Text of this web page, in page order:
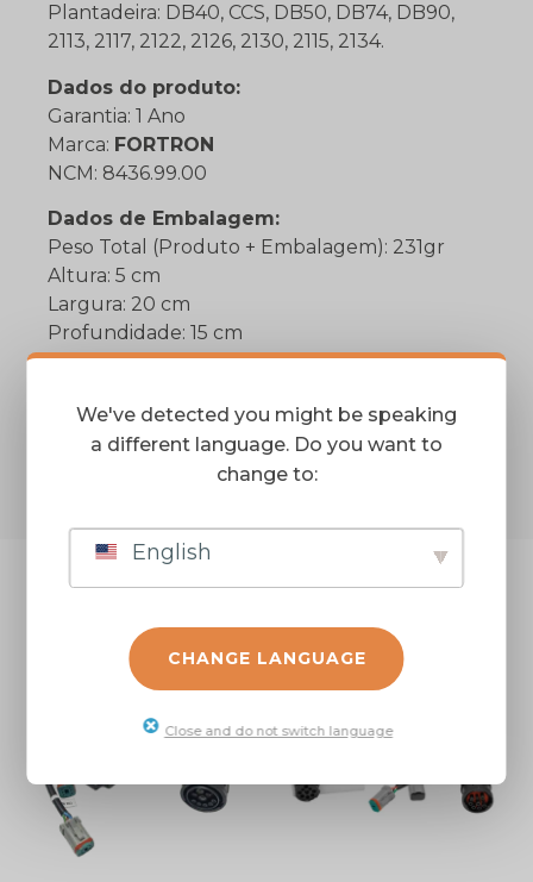
Plantadeira: DB40, CCS, DB50, DB74, DB90,
2113, 2117, 2122, 2126, 2130, 2115, 2134.
Dados do produto:
Garantia: 1 Ano
Marca: FORTRON
NCM: 8436.99.00
Dados de Embalagem:
Peso Total (Produto + Embalagem): 231gr
Altura: 5 cm
Largura: 20 cm
Profundidade: 15 cm
1 Chicote Adaptador da Unidade de Linha
Longo.
PRODUTOS
RELACIONADOS
We've detected you might be speaking
a different language. Do you want to
change to:
English
CHANGE LANGUAGE
Close and do not switch language